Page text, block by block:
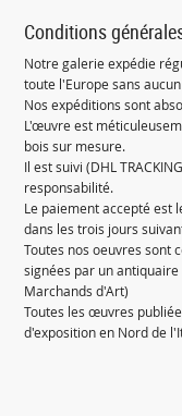
Conditions
Notre galerie expédie
toute l'Europe sans
Nos expéditions sont
L'œuvre est
bois sur mesure.
Il est suivi (DHL
responsabilité.
Le paiement accepté est
dans les trois jours
Toutes nos oeuvres sont
signées par un
Marchands d'Art)
Toutes les œuvres
d'exposition en Nord de